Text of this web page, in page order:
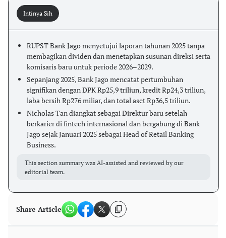
Intinya Sih
RUPST Bank Jago menyetujui laporan tahunan 2025 tanpa
membagikan dividen dan menetapkan susunan direksi serta
komisaris baru untuk periode 2026–2029.
Sepanjang 2025, Bank Jago mencatat pertumbuhan
signifikan dengan DPK Rp25,9 triliun, kredit Rp24,3 triliun,
laba bersih Rp276 miliar, dan total aset Rp36,5 triliun.
Nicholas Tan diangkat sebagai Direktur baru setelah
berkarier di fintech internasional dan bergabung di Bank
Jago sejak Januari 2025 sebagai Head of Retail Banking
Business.
This section summary was AI-assisted and reviewed by our
editorial team.
Share Article